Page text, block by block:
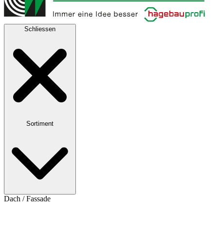
Schliessen
Sortiment
Dach / Fassade